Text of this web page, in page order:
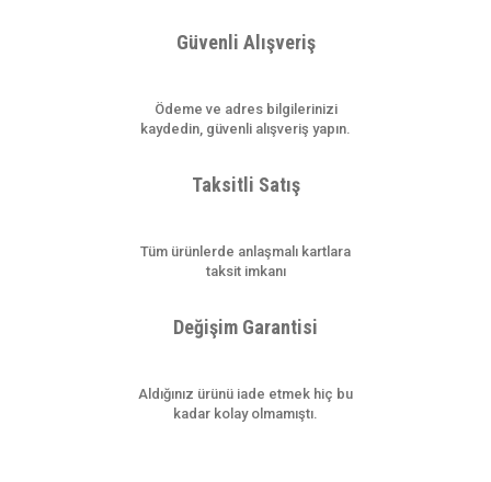
Gönder
Güvenli Alışveriş
Ödeme ve adres bilgilerinizi
kaydedin, güvenli alışveriş yapın.
Taksitli Satış
Tüm ürünlerde anlaşmalı kartlara
taksit imkanı
Değişim Garantisi
Aldığınız ürünü iade etmek hiç bu
kadar kolay olmamıştı.